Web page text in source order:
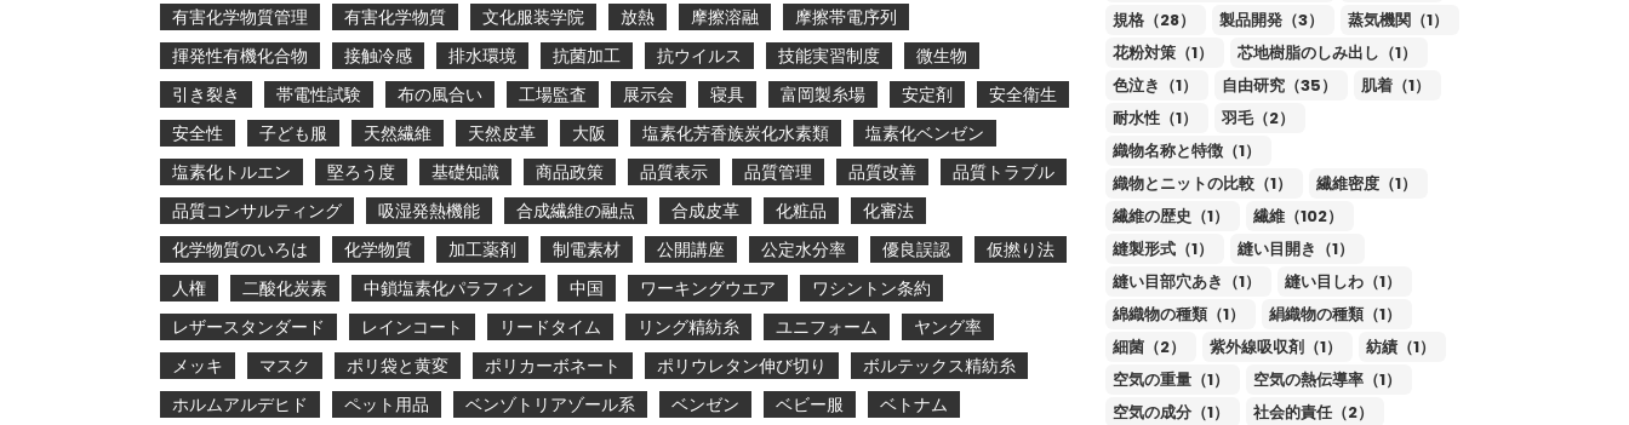
有害化学物質管理
有害化学物質 文化服装学院 放熱 摩擦溶融
摩擦帯電序列
揮発性有機化合物
接触冷感 排水環境 抗菌加工 抗ウイルス 技能実習制度
微生物
引き裂き
帯電性試験 布の風合い 工場監査 展示会 寝具 富岡製糸場 安定剤
安全衛生
安全性
子ども服 天然繊維 天然皮革 大阪 塩素化芳香族炭化水素類
塩素化ベンゼン
塩素化トルエン
堅ろう度 基礎知識 商品政策 品質表示 品質管理 品質改善
品質トラブル
品質コンサルティング
吸湿発熱機能 合成繊維の融点 合成皮革 化粧品
化審法
化学物質のいろは
化学物質 加工薬剤 制電素材 公開講座 公定水分率 優良誤認
仮撚り法
人権
二酸化炭素 中鎖塩素化パラフィン 中国 ワーキングウエア
ワシントン条約
レザースタンダード
レインコート リードタイム リング精紡糸 ユニフォーム
ヤング率
メッキ
マスク ポリ袋と黄変 ポリカーボネート ポリウレタン伸び切り
ボルテックス精紡糸
ホルムアルデヒド
ペット用品 ベンゾトリアゾール系 ベンゼン ベビー服
ベトナム
規格（28）
製品開発（3）
蒸気機関（1）
花粉対策（1）
芯地樹脂のしみ出し（1）
色泣き（1）
自由研究（35）
肌着（1）
耐水性（1）
羽毛（2）
織物名称と特徴（1）
織物とニットの比較（1）
繊維密度（1）
繊維の歴史（1）
繊維（102）
縫製形式（1）
縫い目開き（1）
縫い目部穴あき（1）
縫い目しわ（1）
綿織物の種類（1）
絹織物の種類（1）
細菌（2）
紫外線吸収剤（1）
紡績（1）
空気の重量（1）
空気の熱伝導率（1）
空気の成分（1）
社会的責任（2）